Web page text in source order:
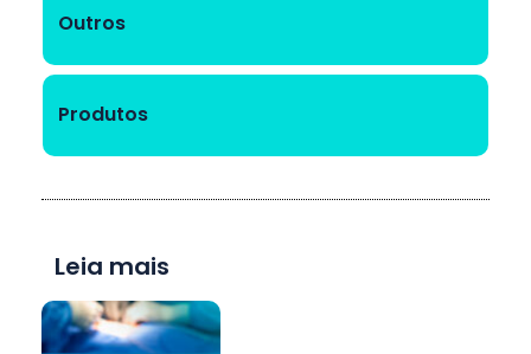
Outros
Produtos
Leia mais